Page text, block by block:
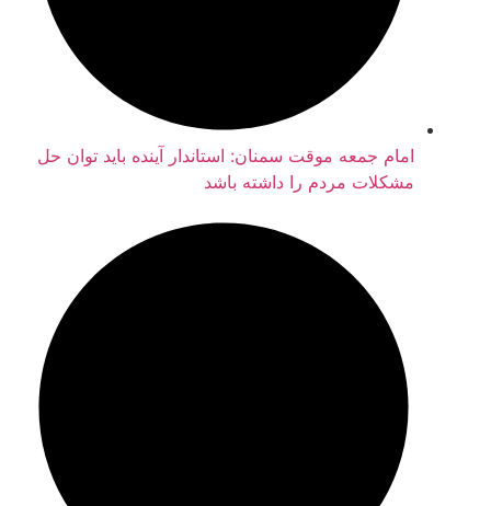
امام جمعه موقت سمنان: استاندار آینده باید توان حل
مشکلات مردم را داشته باشد